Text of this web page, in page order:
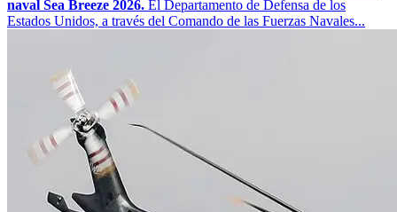
naval Sea Breeze 2026. El Departamento de Defensa de los
Estados Unidos, a través del Comando de las Fuerzas Navales...